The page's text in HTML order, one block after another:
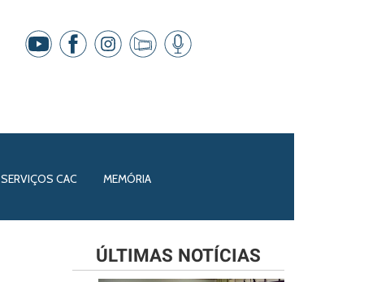
SERVIÇOS CAC MEMÓRIA
ÚLTIMAS NOTÍCIAS